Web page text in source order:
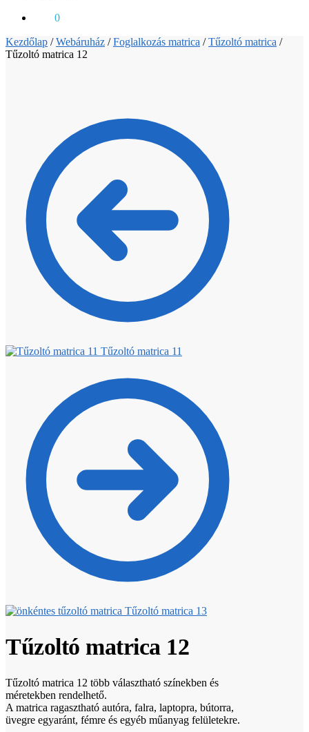
0
Kezdőlap /Webáruház /Foglalkozás matrica /Tűzoltó matrica /
Tűzoltó matrica 12
Tűzoltó matrica 11
Tűzoltó matrica 13
Tűzoltó matrica 12
Tűzoltó matrica 12 több választható színekben és
méretekben rendelhető.
A matrica ragasztható autóra, falra, laptopra, bútorra,
üvegre egyaránt, fémre és egyéb műanyag felületekre.